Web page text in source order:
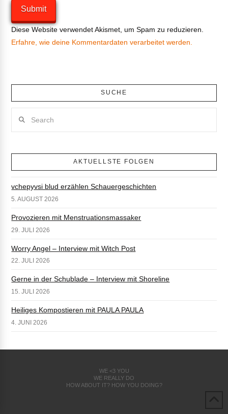
Diese Website verwendet Akismet, um Spam zu reduzieren.
Erfahre, wie deine Kommentardaten verarbeitet werden.
SUCHE
AKTUELLSTE FOLGEN
vchepyvsi blud erzählen Schauergeschichten
5. AUGUST 2026
Provozieren mit Menstruationsmassaker
29. JULI 2026
Worry Angel – Interview mit Witch Post
22. JULI 2026
Gerne in der Schublade – Interview mit Shoreline
15. JULI 2026
Heiliges Kompostieren mit PAULA PAULA
4. JUNI 2026
WE <3 YOU
WE REALLY DO
HOW ABOUT IT? HOW YOU DOING?